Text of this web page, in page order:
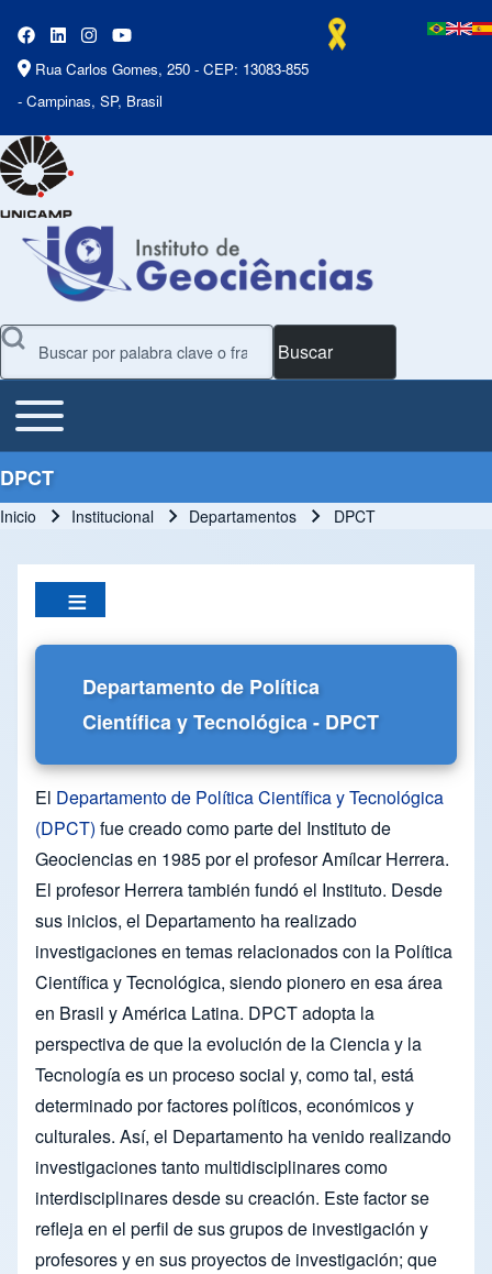
Rua Carlos Gomes, 250 - CEP: 13083-855
- Campinas, SP, Brasil
Buscar
Main Menu
Toggle main menu
DPCT
Inicio Institucional Departamentos DPCT
Departamento de Política
Científica y Tecnológica - DPCT
El Departamento de Política Científica y Tecnológica
(DPCT) fue creado como parte del Instituto de
Geociencias en 1985 por el profesor Amílcar Herrera.
El profesor Herrera también fundó el Instituto. Desde
sus inicios, el Departamento ha realizado
investigaciones en temas relacionados con la Política
Científica y Tecnológica, siendo pionero en esa área
en Brasil y América Latina. DPCT adopta la
perspectiva de que la evolución de la Ciencia y la
Tecnología es un proceso social y, como tal, está
determinado por factores políticos, económicos y
culturales. Así, el Departamento ha venido realizando
investigaciones tanto multidisciplinares como
interdisciplinares desde su creación. Este factor se
refleja en el perfil de sus grupos de investigación y
profesores y en sus proyectos de investigación; que